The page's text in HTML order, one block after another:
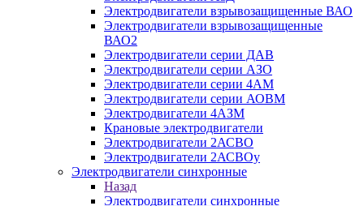
Электродвигатели взрывозащищенные ВАО
Электродвигатели взрывозащищенные
ВАО2
Электродвигатели серии ДАВ
Электродвигатели серии АЗО
Электродвигатели серии 4АМ
Электродвигатели серии АОВМ
Электродвигатели 4АЗМ
Крановые электродвигатели
Электродвигатели 2АСВО
Электродвигатели 2АСВОу
Электродвигатели синхронные
Назад
Электродвигатели синхронные